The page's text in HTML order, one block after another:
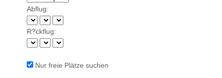
Abflug:
R?ckflug:
Nur freie Plätze suchen